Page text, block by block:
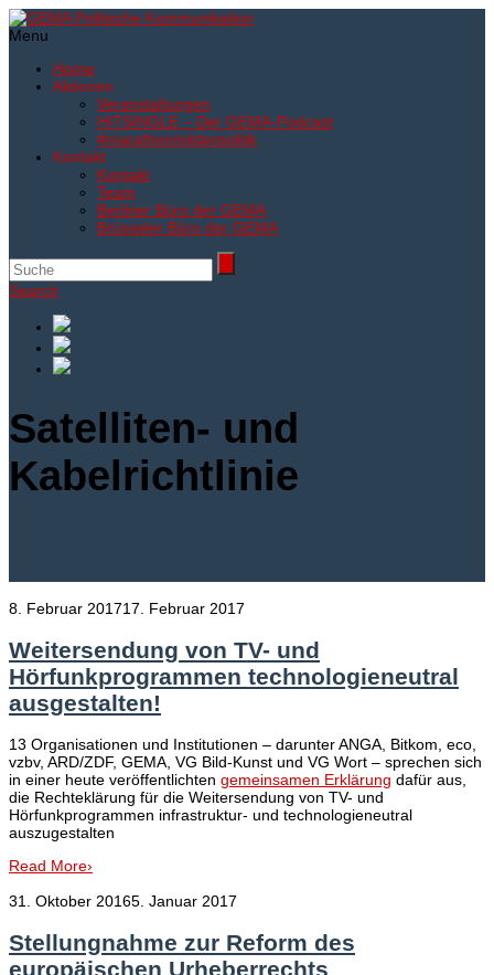
Menu
Home
Aktionen
Veranstaltungen
HITSINGLE – Der GEMA-Podcast
#marathonmitderpolitik
Kontakt
Kontakt
Team
Berliner Büro der GEMA
Brüsseler Büro der GEMA
Search
Satelliten- und
Kabelrichtlinie
8. Februar 201717. Februar 2017
Weitersendung von TV- und
Hörfunkprogrammen technologieneutral
ausgestalten!
13 Organisationen und Institutionen – darunter ANGA, Bitkom, eco,
vzbv, ARD/ZDF, GEMA, VG Bild-Kunst und VG Wort – sprechen sich
in einer heute veröffentlichten gemeinsamen Erklärung dafür aus,
die Rechteklärung für die Weitersendung von TV- und
Hörfunkprogrammen infrastruktur- und technologieneutral
auszugestalten
Read More›
31. Oktober 20165. Januar 2017
Stellungnahme zur Reform des
europäischen Urheberrechts